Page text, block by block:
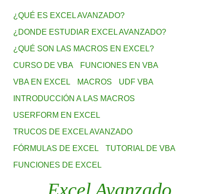
¿QUÉ ES EXCEL AVANZADO?
¿DONDE ESTUDIAR EXCEL AVANZADO?
¿QUÉ SON LAS MACROS EN EXCEL?
CURSO DE VBA
FUNCIONES EN VBA
VBA EN EXCEL
MACROS
UDF VBA
INTRODUCCIÓN A LAS MACROS
USERFORM EN EXCEL
TRUCOS DE EXCEL AVANZADO
FÓRMULAS DE EXCEL
TUTORIAL DE VBA
FUNCIONES DE EXCEL